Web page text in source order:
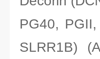
PG40,
SLRR1B)